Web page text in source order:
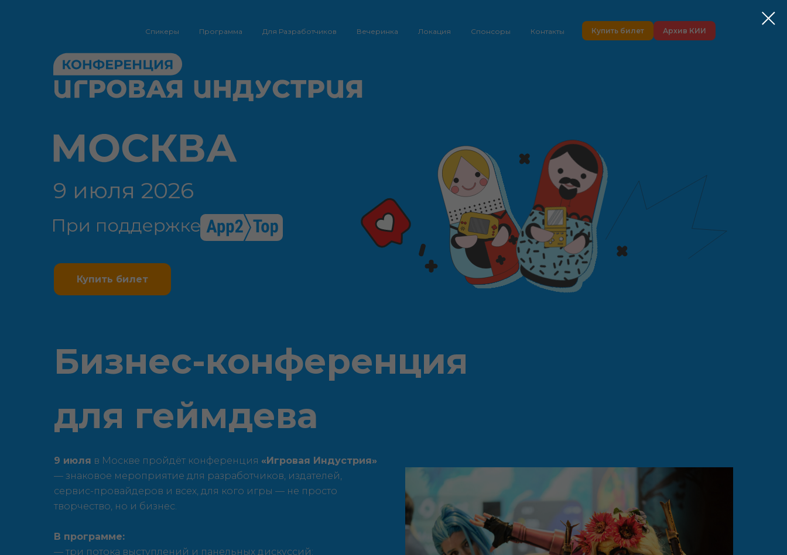
Спикеры Программа Для Разработчиков Вечеринка Локация Спонсоры Контакты Купить билет Архив КИИ
9 июля 2026
Купить билет
Бизнес-конференция
для геймдева
9 июля в Москве пройдёт конференция «Игровая Индустрия»
— знаковое мероприятие для разработчиков, издателей,
сервис-провайдеров и всех, для кого игры — не просто
творчество, но и бизнес.
В программе:
— три потока выступлений и панельных дискуссий;